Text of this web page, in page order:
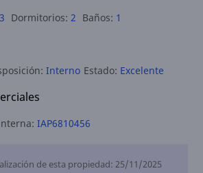
3 Dormitorios:2 Baños: 1
Interno Estado: Excelente
IAP6810456
de esta propiedad: 25/11/2025